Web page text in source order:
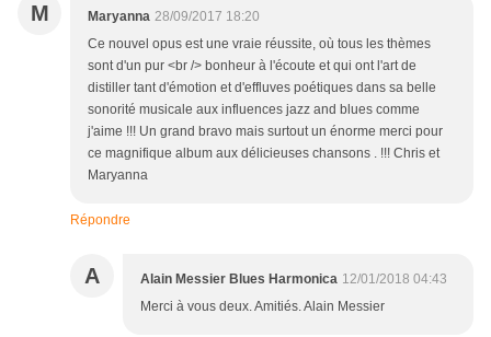
M Maryanna 28/09/2017 18:20
Ce nouvel opus est une vraie réussite, où tous les thèmes
sont d'un pur <br /> bonheur à l'écoute et qui ont l'art de
distiller tant d'émotion et d'effluves poétiques dans sa belle
sonorité musicale aux influences jazz and blues comme
j'aime !!! Un grand bravo mais surtout un énorme merci pour
ce magnifique album aux délicieuses chansons . !!! Chris et
Maryanna
Répondre
A Alain Messier Blues Harmonica 12/01/2018 04:43
Merci à vous deux. Amitiés. Alain Messier